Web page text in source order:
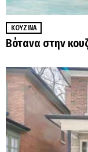
ΚΟΥΖΊΝΑ
Βότανα στην